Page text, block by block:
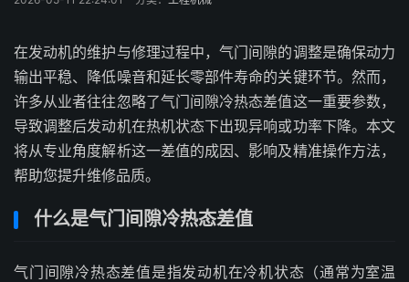
在发动机的维护与修理过程中，气门间隙的调整是确保动力
输出平稳、降低噪音和延长零部件寿命的关键环节。然而，
许多从业者往往忽略了气门间隙冷热态差值这一重要参数，
导致调整后发动机在热机状态下出现异响或功率下降。本文
将从专业角度解析这一差值的成因、影响及精准操作方法，
帮助您提升维修品质。
什么是气门间隙冷热态差值
气门间隙冷热态差值是指发动机在冷机状态（通常为室温